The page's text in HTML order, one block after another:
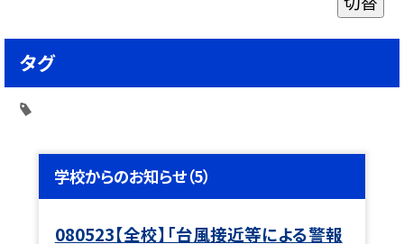
学校からのお知らせ（5）
080523【全校】「台風接近等による警報
タグ